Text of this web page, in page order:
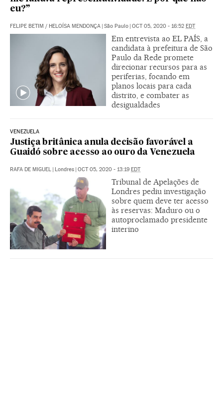
eu?”
FELIPE BETIM / HELOÍSA MENDONÇA | São Paulo | OCT 05, 2020 - 16:52 EDT
Em entrevista ao EL PAÍS, a
candidata à prefeitura de São
Paulo da Rede promete
direcionar recursos para as
periferias, focando em
planos locais para cada
distrito, e combater as
desigualdades
VENEZUELA
Justiça britânica anula decisão favorável a
Guaidó sobre acesso ao ouro da Venezuela
RAFA DE MIGUEL | Londres | OCT 05, 2020 - 13:19 EDT
Tribunal de Apelações de
Londres pediu investigação
sobre quem deve ter acesso
às reservas: Maduro ou o
autoproclamado presidente
interino